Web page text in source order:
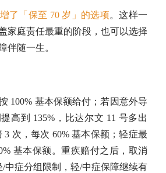
了「保至 70 岁」的选项。这样一
家庭责任最重的阶段，也可以选择
伴随一生。
100% 基本保额给付；若因意外导
高到 135%，比达尔文 11 号多出
3 次，每次 60% 基本保额；轻症最
基本保额。重疾赔付之后，取消
/中症分组限制，轻/中症保障继续有